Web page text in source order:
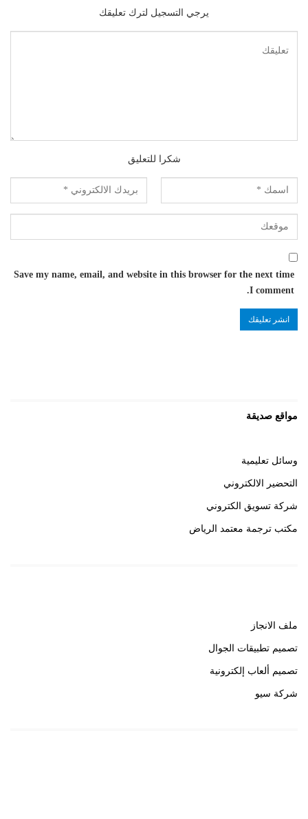
يرجي التسجيل لترك تعليقك
شكرا للتعليق
Save my name, email, and website in this browser for the next time
I comment.
مواقع صديقة
وسائل تعليمية
التحضير الالكتروني
شركة تسويق الكتروني
مكتب ترجمة معتمد الرياض
ملف الانجاز
تصميم تطبيقات الجوال
تصميم ألعاب إلكترونية
شركة سيو